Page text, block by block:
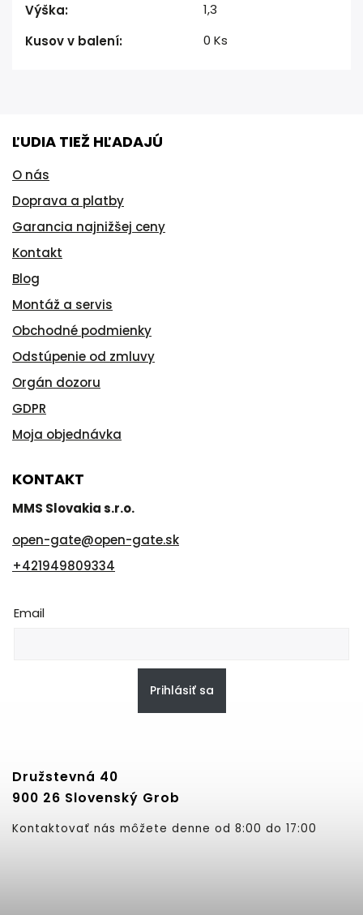
Výška:
1,3
Kusov v balení: 0 Ks
ĽUDIA TIEŽ HĽADAJÚ
O nás
Doprava a platby
Garancia najnižšej ceny
Kontakt
Blog
Montáž a servis
Obchodné podmienky
Odstúpenie od zmluvy
Orgán dozoru
GDPR
Moja objednávka
KONTAKT
MMS Slovakia s.r.o.
open-gate@open-gate.sk
+421949809334
Email
Prihlásiť sa
Družstevná 40
900 26 Slovenský Grob
Kontaktovať nás môžete denne od 8:00 do 17:00